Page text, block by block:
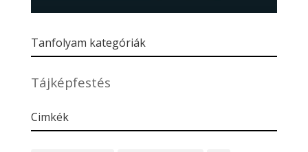
Tanfolyam kategóriák
Tájképfestés
Cimkék